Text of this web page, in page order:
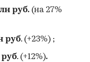
руб. (на 27%
руб. (+23%) ;
руб. (+12%).